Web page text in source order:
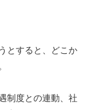
とすると、どこか
制度との連動、社